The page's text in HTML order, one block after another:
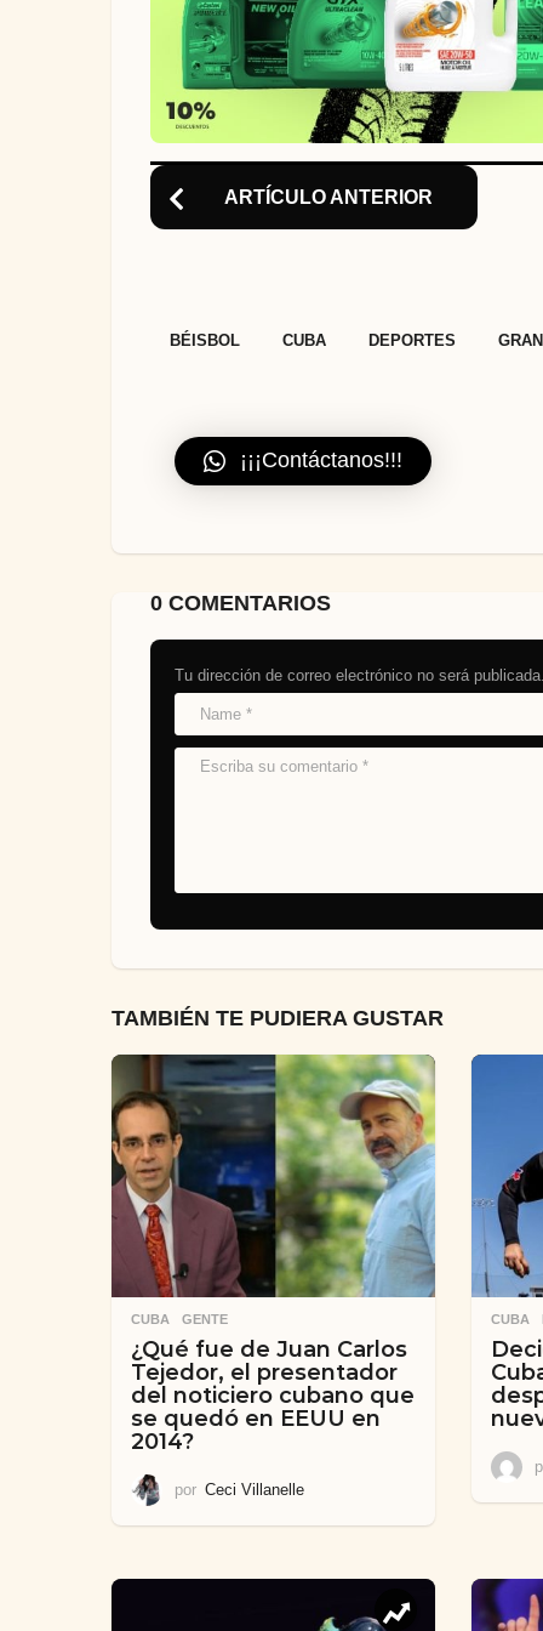
ARTÍCULO ANTERIOR
BÉISBOL CUBA DEPORTES
¡¡¡Contáctanos!!!
0 COMENTARIOS
Tu dirección de correo electrónico no será publicada.
TAMBIÉN TE PUDIERA GUSTAR
CUBA ,GENTE
¿Qué fue de Juan Carlos
Tejedor, el presentador
del noticiero cubano que
se quedó en EEUU en
2014?
por Ceci Villanelle
CUBA